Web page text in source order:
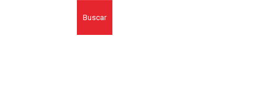
Buscar